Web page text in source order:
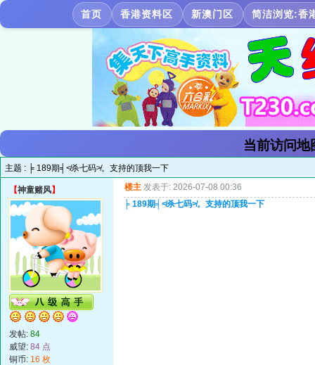
首页 香港资料区 新澳门区 简洁浏览:香
当前访问地
主题 : ╞ 189期╡≮杀七码≯。支持的顶我一下
【神童赌风】
发帖: 84
威望: 84 点
铜币: 16 枚
楼主 发表于: 2026-07-08 00:36
╞ 189期╡≮杀七码≯。支持的顶我一下